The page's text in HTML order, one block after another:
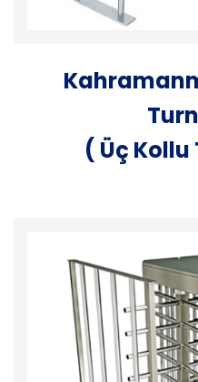
( Üç